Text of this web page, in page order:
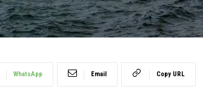
WhatsApp Email Copy URL